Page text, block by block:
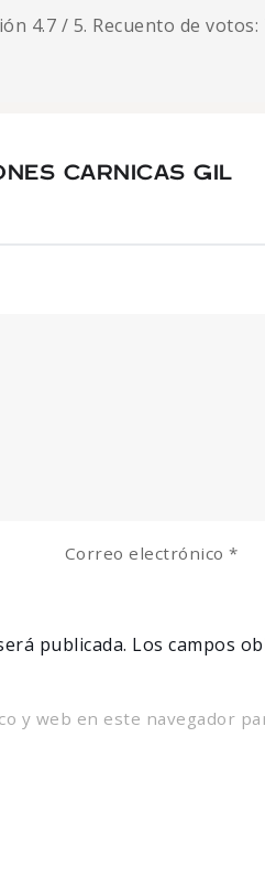
4.7 / 5. Recuento de votos:
CARNICAS GIL
publicada. Los campos
Correo electrónico*
y web en este navegador